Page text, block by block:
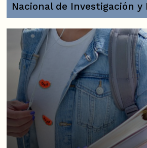
Nacional de Investigación y